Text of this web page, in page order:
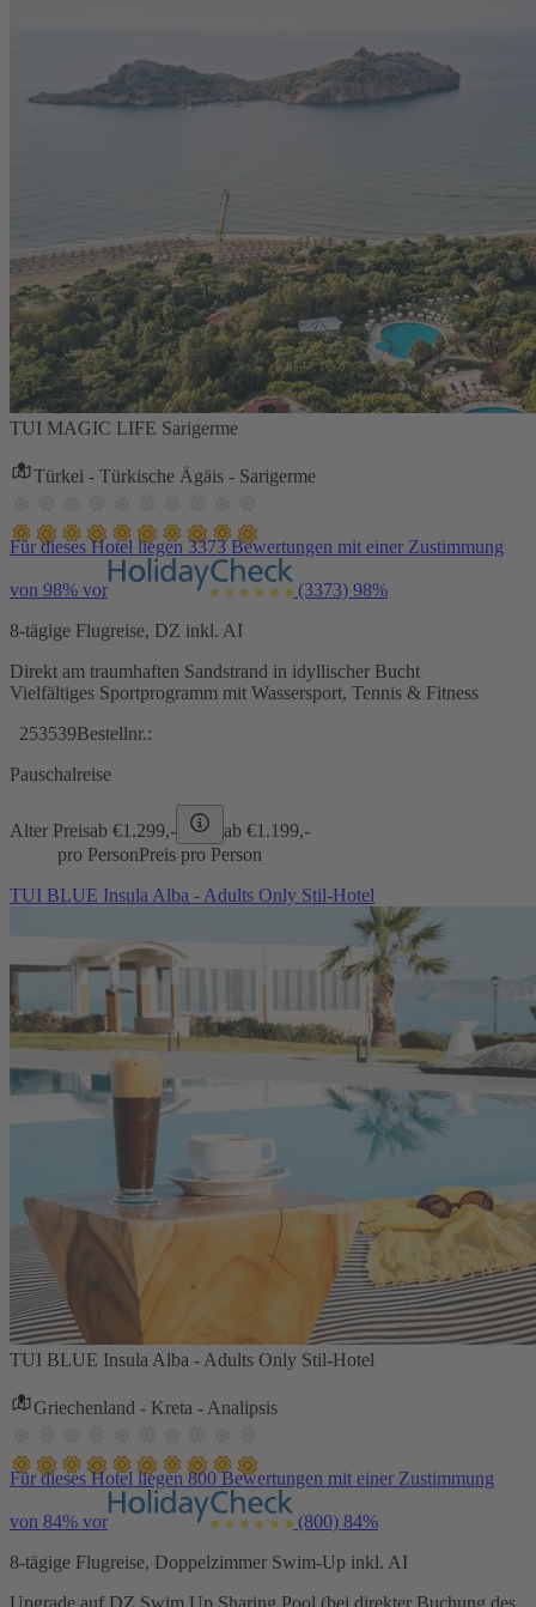
TUI MAGIC LIFE Sarigerme
Türkei - Türkische Ägäis - Sarigerme
Für dieses Hotel liegen 3373 Bewertungen mit einer Zustimmung
von 98% vor (3373) 98%
8-tägige Flugreise, DZ inkl. AI
Direkt am traumhaften Sandstrand in idyllischer Bucht
Vielfältiges Sportprogramm mit Wassersport, Tennis & Fitness
253539Bestellnr.:
Pauschalreise
Alter Preisab €1.299,- ab €1.199,-
pro PersonPreis pro Person
TUI BLUE Insula Alba - Adults Only Stil-Hotel
TUI BLUE Insula Alba - Adults Only Stil-Hotel
Griechenland - Kreta - Analipsis
Für dieses Hotel liegen 800 Bewertungen mit einer Zustimmung
von 84% vor (800) 84%
8-tägige Flugreise, Doppelzimmer Swim-Up inkl. AI
Upgrade auf DZ Swim Up Sharing Pool (bei direkter Buchung des